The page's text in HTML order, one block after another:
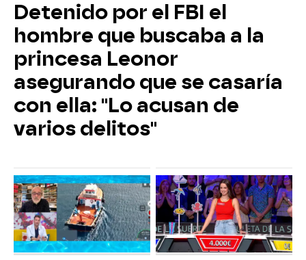
Detenido por el FBI el
hombre que buscaba a la
princesa Leonor
asegurando que se casaría
con ella: "Lo acusan de
varios delitos"